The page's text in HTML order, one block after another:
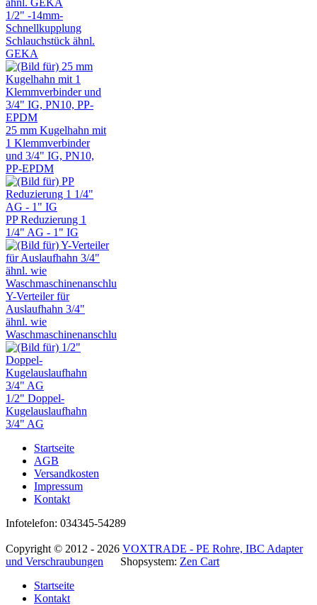
1/2" -14mm-
Schnellkup​plung
Schlauchst​ück ähnl.
GEKA
25 mm Kugelhahn mit
1 Klemmverbinder
und 3/4" IG, PN10,
PP-EPDM
PP Reduzierung 1
1/4" AG - 1" IG
Y-Verteiler für
Auslaufhahn 3/4"
ähnl. wie
Waschmaschinenanschlu
1/2" Doppel-
Kugelauslaufhahn
3/4" AG
Startseite
AGB
Versandkosten
Impressum
Kontakt
Infotelefon: 034345-54289
Copyright © 2012 - 2026 VOXTRADE - PE Rohre, IBC Adapter
und Verschraubungen Shopsystem: Zen Cart
Startseite
Kontakt